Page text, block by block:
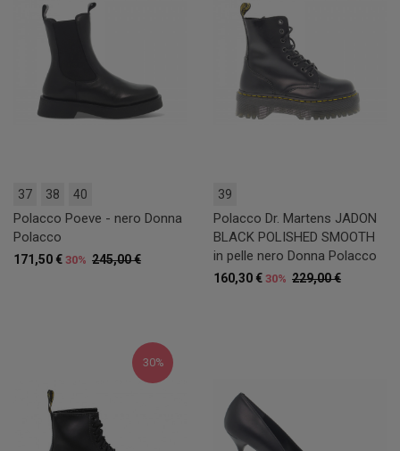
37 38 40
Polacco Poeve - nero Donna
Polacco
245,00 €
171,50 € 30%
39
Polacco Dr. Martens JADON
BLACK POLISHED SMOOTH
in pelle nero Donna Polacco
229,00 €
160,30 € 30%
30%